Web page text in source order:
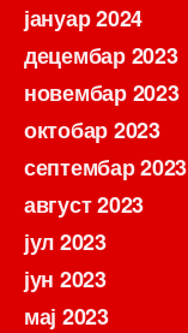
јануар 2024
децембар 2023
новембар 2023
октобар 2023
септембар 2023
август 2023
јул 2023
јун 2023
мај 2023